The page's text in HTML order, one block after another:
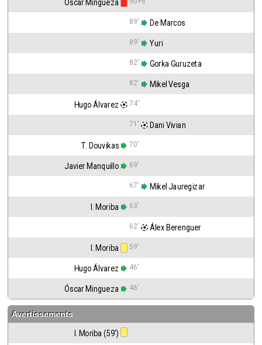
Óscar Mingueza
89' De Marcos
89' Yuri
82' Gorka Guruzeta
82' Mikel Vesga
Hugo Álvarez 74'
71' Dani Vivian
T. Douvikas 70'
Javier Manquillo 69'
67' Mikel Jauregizar
I. Moriba 63'
62' Álex Berenguer
I. Moriba 59'
Hugo Álvarez 46'
Óscar Mingueza 46'
Avertissements
I. Moriba (59')